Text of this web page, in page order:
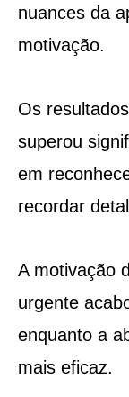
nuances da
motivação.
Os
superou
em
recordar
A motivação
urgente
enquanto a
mais eficaz.